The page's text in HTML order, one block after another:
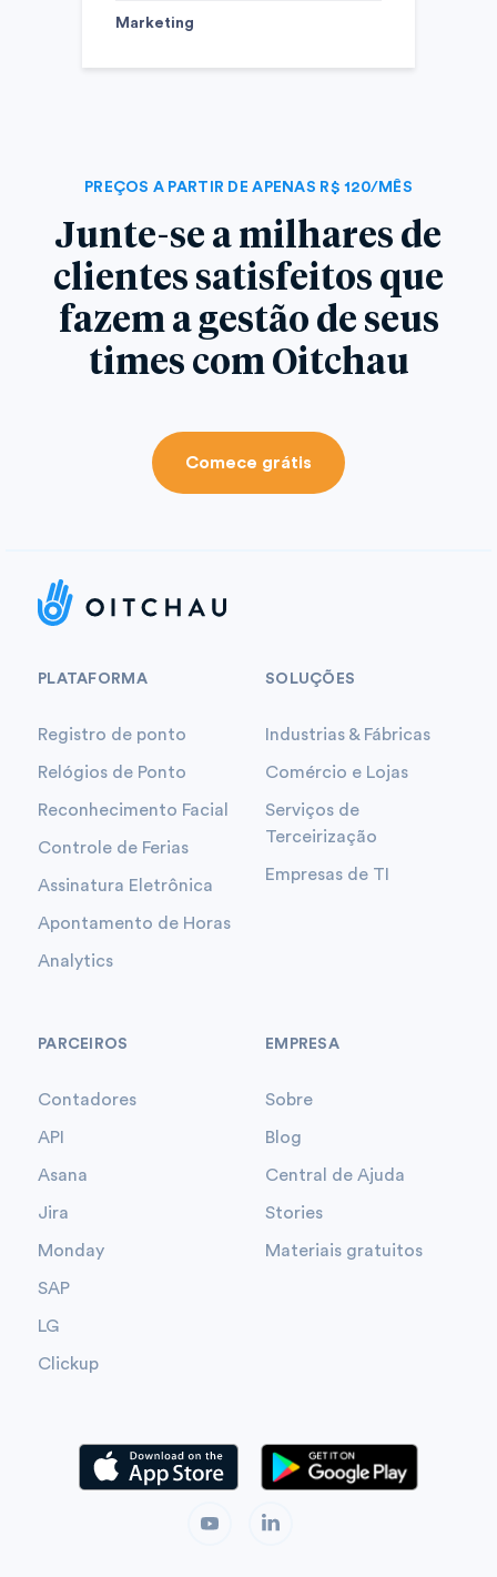
Marketing
PREÇOS A PARTIR DE APENAS R$ 120/MÊS
Junte-se a milhares de
clientes satisfeitos que
fazem a gestão de seus
times com Oitchau
Comece grátis
PLATAFORMA
Registro de ponto
Relógios de Ponto
Reconhecimento Facial
Controle de Ferias
Assinatura Eletrônica
Apontamento de Horas
Analytics
SOLUÇÕES
Industrias & Fábricas
Comércio e Lojas
Serviços de
Terceirização
Empresas de TI
PARCEIROS
Contadores
API
Asana
Jira
Monday
SAP
LG
Clickup
EMPRESA
Sobre
Blog
Central de Ajuda
Stories
Materiais gratuitos